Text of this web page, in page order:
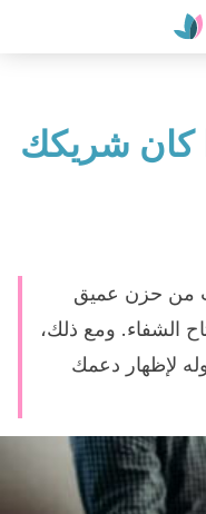
كان شريكك
من حزن عميق
الشفاء. ومع ذلك،
لإظهار دعمك